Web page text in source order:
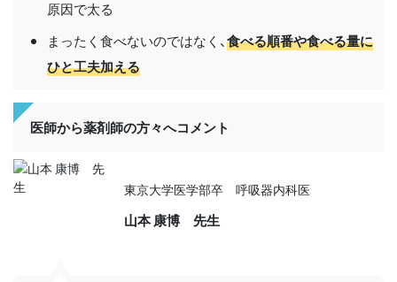
原因で太る
まったく食べないのではなく、食べる順番や食べる量に
ひと工夫加える
医師から薬剤師の方々へコメント
東京大学医学部卒 呼吸器内科医
山本 康博 先生